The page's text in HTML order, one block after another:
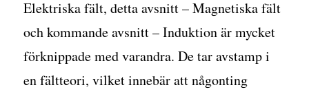
Elektriska fält, detta avsnitt – Magnetiska fält
och kommande avsnitt – Induktion är mycket
förknippade med varandra. De tar avstamp i
en fältteori, vilket innebär att någonting